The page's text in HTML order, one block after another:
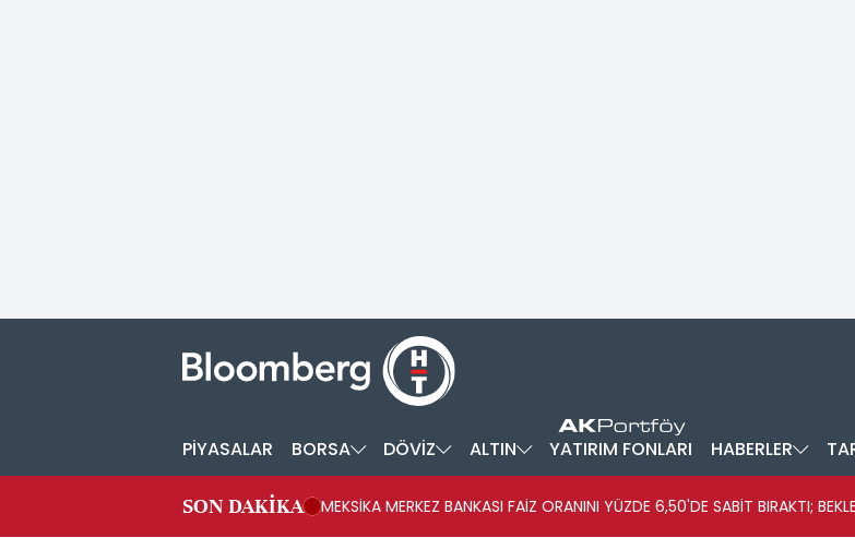
PİYASALAR BORSA DÖVİZ ALTIN YATIRIM FONLARI HABERLER
SON DAKİKA MEKSİKA MERKEZ BANKASI FAİZ ORANINI YÜZDE 6,50'DE SABİT BIRAKTI;